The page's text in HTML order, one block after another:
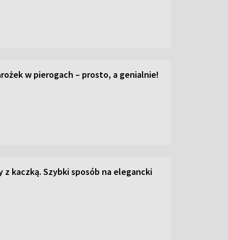
w pierogach – prosto, a genialnie!
z kaczką. Szybki sposób na elegancki